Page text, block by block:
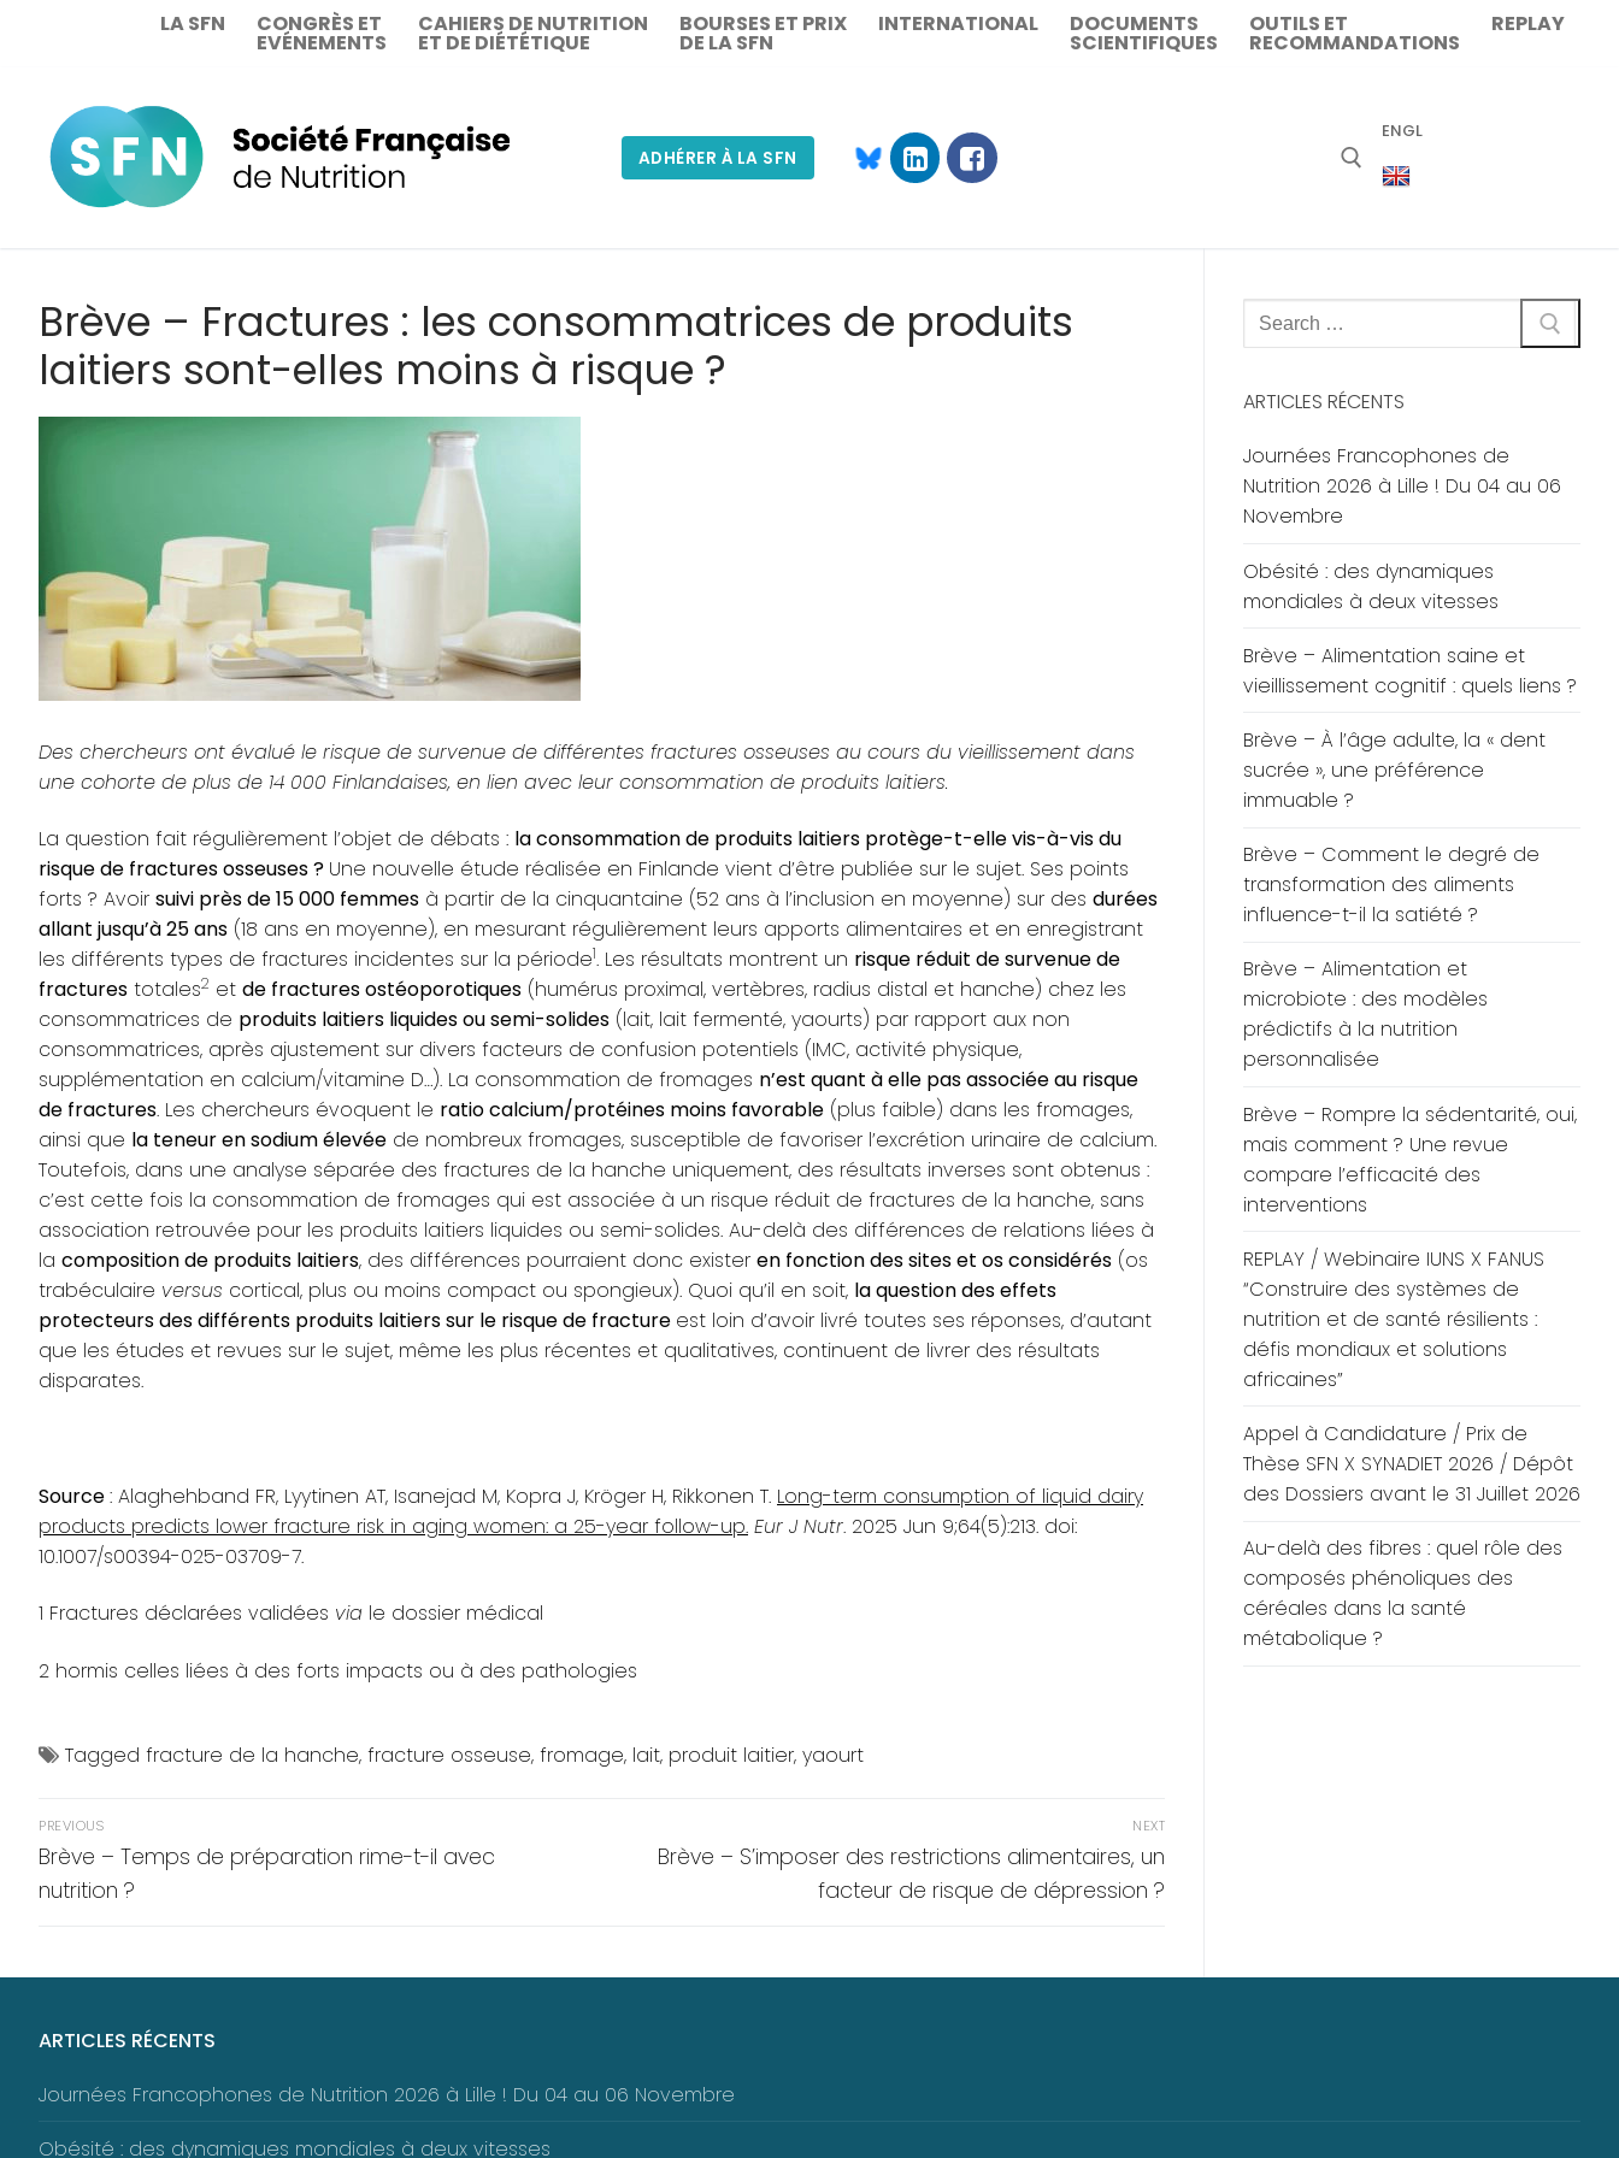
LA SFN CONGRÈS ET
EVÉNEMENTS
CAHIERS DE NUTRITION
ET DE DIÉTÉTIQUE
BOURSES ET PRIX
DE LA SFN
INTERNATIONAL DOCUMENTS
SCIENTIFIQUES
OUTILS ET
RECOMMANDATIONS
REPLAY
ADHÉRER À LA SFN
ENGL
Brève – Fractures : les consommatrices de produits
laitiers sont-elles moins à risque ?
Des chercheurs ont évalué le risque de survenue de différentes fractures osseuses au cours du vieillissement dans
une cohorte de plus de 14 000 Finlandaises, en lien avec leur consommation de produits laitiers.
La question fait régulièrement l’objet de débats : la consommation de produits laitiers protège-t-elle vis-à-vis du
risque de fractures osseuses ? Une nouvelle étude réalisée en Finlande vient d’être publiée sur le sujet. Ses points
forts ? Avoir suivi près de 15 000 femmes à partir de la cinquantaine (52 ans à l’inclusion en moyenne) sur des durées
allant jusqu’à 25 ans (18 ans en moyenne), en mesurant régulièrement leurs apports alimentaires et en enregistrant
les différents types de fractures incidentes sur la période1. Les résultats montrent un risque réduit de survenue de
fractures totales2 et de fractures ostéoporotiques (humérus proximal, vertèbres, radius distal et hanche) chez les
consommatrices de produits laitiers liquides ou semi-solides (lait, lait fermenté, yaourts) par rapport aux non
consommatrices, après ajustement sur divers facteurs de confusion potentiels (IMC, activité physique,
supplémentation en calcium/vitamine D…). La consommation de fromages n’est quant à elle pas associée au risque
de fractures. Les chercheurs évoquent le ratio calcium/protéines moins favorable (plus faible) dans les fromages,
ainsi que la teneur en sodium élevée de nombreux fromages, susceptible de favoriser l’excrétion urinaire de calcium.
Toutefois, dans une analyse séparée des fractures de la hanche uniquement, des résultats inverses sont obtenus :
c’est cette fois la consommation de fromages qui est associée à un risque réduit de fractures de la hanche, sans
association retrouvée pour les produits laitiers liquides ou semi-solides. Au-delà des différences de relations liées à
la composition de produits laitiers, des différences pourraient donc exister en fonction des sites et os considérés (os
trabéculaire versus cortical, plus ou moins compact ou spongieux). Quoi qu’il en soit, la question des effets
protecteurs des différents produits laitiers sur le risque de fracture est loin d’avoir livré toutes ses réponses, d’autant
que les études et revues sur le sujet, même les plus récentes et qualitatives, continuent de livrer des résultats
disparates.
Source: Alaghehband FR, Lyytinen AT, Isanejad M, Kopra J, Kröger H, Rikkonen T. Long-term consumption of liquid dairy
products predicts lower fracture risk in aging women: a 25-year follow-up. Eur J Nutr. 2025 Jun 9;64(5):213. doi:
10.1007/s00394-025-03709-7.
1 Fractures déclarées validées via le dossier médical
2 hormis celles liées à des forts impacts ou à des pathologies
Tagged fracture de la hanche, fracture osseuse, fromage, lait, produit laitier, yaourt
Navigation
de
l’article
PREVIOUS
Previous
post:
Brève – Temps de préparation rime-t-il avec
nutrition ?
NEXT
Next
Brève – S’imposer des restrictions alimentaires, un
facteur de risque de dépression ?
Rechercher
:
ARTICLES RÉCENTS
Journées Francophones de
Nutrition 2026 à Lille ! Du 04 au 06
Novembre
Obésité : des dynamiques
mondiales à deux vitesses
Brève – Alimentation saine et
vieillissement cognitif : quels liens ?
Brève – À l’âge adulte, la « dent
sucrée », une préférence
immuable ?
Brève – Comment le degré de
transformation des aliments
influence-t-il la satiété ?
Brève – Alimentation et
microbiote : des modèles
prédictifs à la nutrition
personnalisée
Brève – Rompre la sédentarité, oui,
mais comment ? Une revue
compare l’efficacité des
interventions
REPLAY / Webinaire IUNS X FANUS
“Construire des systèmes de
nutrition et de santé résilients :
défis mondiaux et solutions
africaines”
Appel à Candidature / Prix de
Thèse SFN X SYNADIET 2026 / Dépôt
des Dossiers avant le 31 Juillet 2026
Au-delà des fibres : quel rôle des
composés phénoliques des
céréales dans la santé
métabolique ?
ARTICLES RÉCENTS
Journées Francophones de Nutrition 2026 à Lille ! Du 04 au 06 Novembre
Obésité : des dynamiques mondiales à deux vitesses